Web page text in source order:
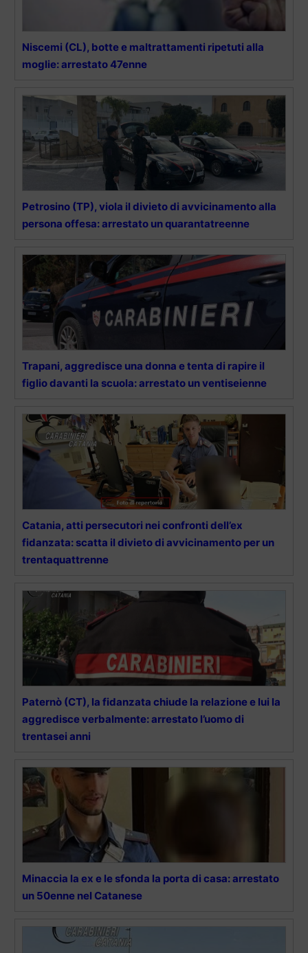
Niscemi (CL), botte e maltrattamenti ripetuti alla
moglie: arrestato 47enne
Petrosino (TP), viola il divieto di avvicinamento alla
persona offesa: arrestato un quarantatreenne
Trapani, aggredisce una donna e tenta di rapire il
figlio davanti la scuola: arrestato un ventiseienne
Catania, atti persecutori nei confronti dell’ex
fidanzata: scatta il divieto di avvicinamento per un
trentaquattrenne
Paternò (CT), la fidanzata chiude la relazione e lui la
aggredisce verbalmente: arrestato l’uomo di
trentasei anni
Minaccia la ex e le sfonda la porta di casa: arrestato
un 50enne nel Catanese